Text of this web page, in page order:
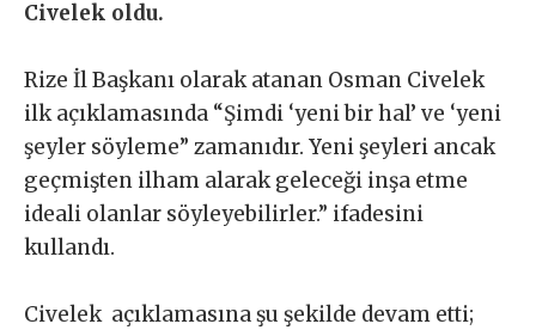
Civelek oldu.
Rize İl Başkanı olarak atanan Osman Civelek
ilk açıklamasında “Şimdi ‘yeni bir hal’ ve ‘yeni
şeyler söyleme” zamanıdır. Yeni şeyleri ancak
geçmişten ilham alarak geleceği inşa etme
ideali olanlar söyleyebilirler.” ifadesini
kullandı.
Civelek açıklamasına şu şekilde devam etti;